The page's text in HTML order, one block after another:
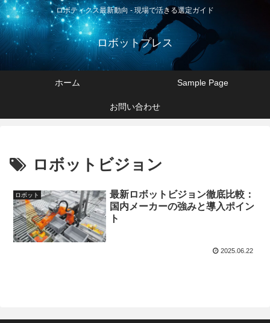
ロボティクス最新動向 - 現場で活きる選定ガイド
ロボットプレス
ホーム Sample Page
お問い合わせ
ロボットビジョン
ロボット
最新ロボットビジョン徹底比較：
国内メーカーの強みと導入ポイン
ト
2025.06.22